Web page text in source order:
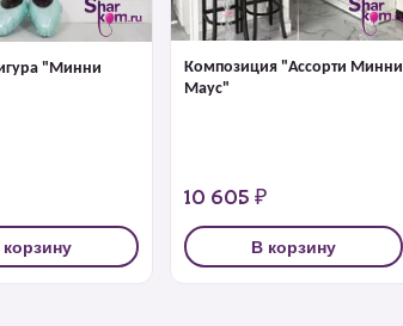
"Минни
Композиция "Ассорти Минни
Маус"
10 605 ₽
В корзину